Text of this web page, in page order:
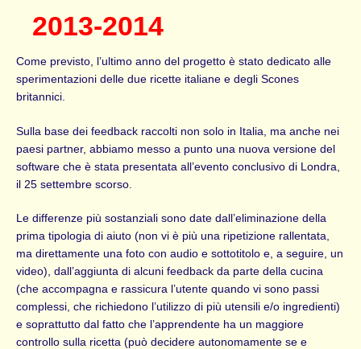
2013-2014
Come previsto, l’ultimo anno del progetto è stato dedicato alle
sperimentazioni delle due ricette italiane e degli Scones
britannici.
Sulla base dei feedback raccolti non solo in Italia, ma anche nei
paesi partner, abbiamo messo a punto una nuova versione del
software che è stata presentata all’evento conclusivo di Londra,
il 25 settembre scorso.
Le differenze più sostanziali sono date dall’eliminazione della
prima tipologia di aiuto (non vi è più una ripetizione rallentata,
ma direttamente una foto con audio e sottotitolo e, a seguire, un
video), dall’aggiunta di alcuni feedback da parte della cucina
(che accompagna e rassicura l’utente quando vi sono passi
complessi, che richiedono l’utilizzo di più utensili e/o ingredienti)
e soprattutto dal fatto che l’apprendente ha un maggiore
controllo sulla ricetta (può decidere autonomamente se e